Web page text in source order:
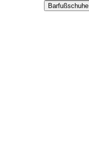
Barfußschuhe